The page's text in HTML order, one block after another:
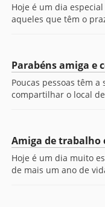
Hoje é um dia
aqueles que têm o
Parabéns amiga e
Poucas pessoas têm
compartilhar o local
Amiga de trabalho
Hoje é um dia muito
de mais um ano de